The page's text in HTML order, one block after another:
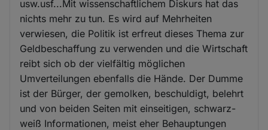
usw.usf...Mit wissenschaftlichem Diskurs hat das
nichts mehr zu tun. Es wird auf Mehrheiten
verwiesen, die Politik ist erfreut dieses Thema zur
Geldbeschaffung zu verwenden und die Wirtschaft
reibt sich ob der vielfältig möglichen
Umverteilungen ebenfalls die Hände. Der Dumme
ist der Bürger, der gemolken, beschuldigt, belehrt
und von beiden Seiten mit einseitigen, schwarz-
weiß Informationen, meist eher Behauptungen